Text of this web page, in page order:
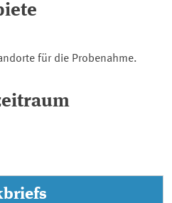
für die Probenahme.